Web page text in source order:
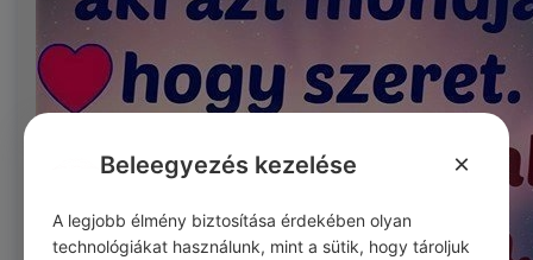
Beleegyezés kezelése ×
A legjobb élmény biztosítása érdekében olyan
technológiákat használunk, mint a sütik, hogy tároljuk